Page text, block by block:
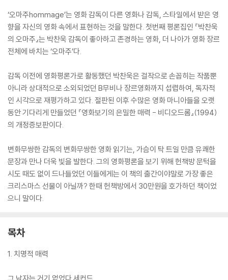
‘오마주hommage’는 영화 감독이 다른 영화나 감독, 스타일에서 받은 영
향을 자신의 영화 속에서 표현하는 것을 말한다. 첫번째 평론집인 『박찬욱
의 오마주』는 박찬욱 감독이 좋아하고 존경하는 영화, 더 나아가 영화 장르
전체에 바치는 ‘오마주’다.
감독 이전에 영화평론가로 활동했던 박찬욱은 걸작으로 손꼽히는 작품뿐
아니라 상대적으로 소외되었던 B무비나 장르영화까지 섭렵하여, 독자적
인 시각으로 재평가하고 있다. 절판된 이후 수많은 영화 마니아들을 오랫
동안 기다리게 만들었던 『영화보기의 은밀한 매력 - 비디오드롬』(1994)
의 개정증보판이다.
변화무쌍한 감독의 변화무쌍한 영화 읽기는, 가슴이 탁 트일 만큼 유쾌한
문장과 만나 더욱 빛을 발한다. 그의 영화평론을 보기 위해 헌책방 문턱을
시도 때도 없이 드나들었던 이들에게는 이 책의 출간이야말로 가장 좋은
크리스마스 선물이 아닐까? 한때 헌책방에서 30만원을 호가하던 책이었
으니 말이다.
목차
1. 치명적 매력